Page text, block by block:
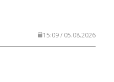
15:09 / 05.08.2026